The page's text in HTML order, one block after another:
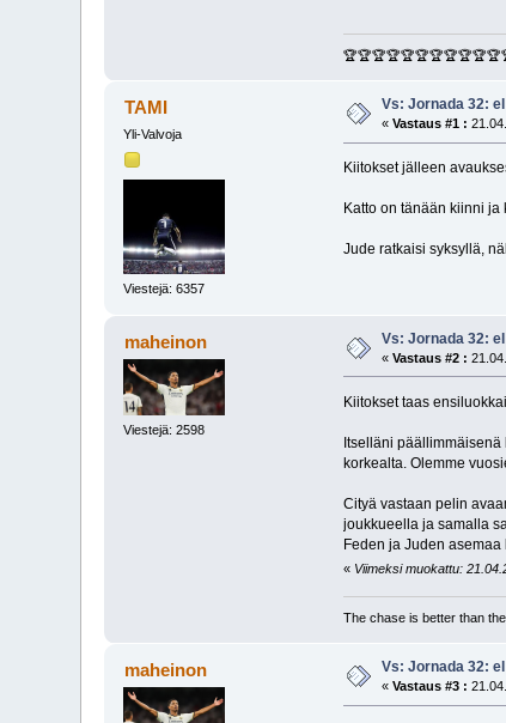
TAMI
Yli-Valvoja
Viestejä: 6357
Vs: Jornada 32:
«Vastaus #1 :
Kiitokset jälleen
Katto on tänään kiinni
Jude ratkaisi syksyllä,
maheinon
Viestejä: 2598
Vs: Jornada 32:
«Vastaus #2 :
Kiitokset taas
Itselläni
korkealta. Olemme
Cityä vastaan pelin
joukkueella ja samalla
Feden ja Juden asemaa
« Viimeksi muokattu:
The chase is better than
maheinon Vs: Jornada 32:
«Vastaus #3 :